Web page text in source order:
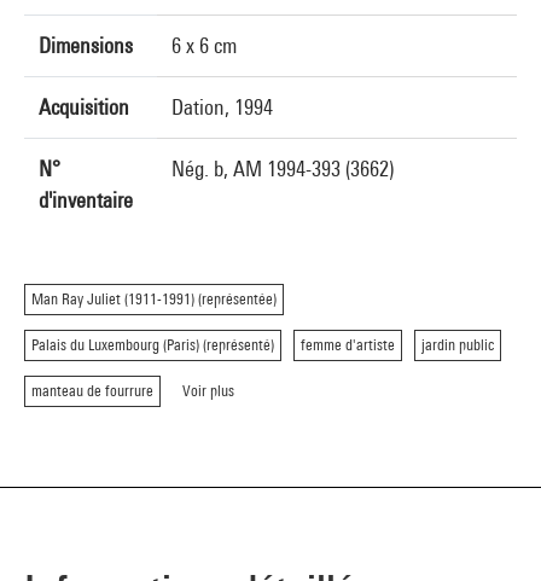
Dimensions 6 x 6 cm
Acquisition Dation, 1994
N°
d'inventaire
Nég. b, AM 1994-393 (3662)
Man Ray Juliet (1911-1991) (représentée)
Palais du Luxembourg (Paris) (représenté) femme d'artiste jardin public
manteau de fourrure Voir plus